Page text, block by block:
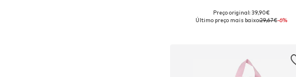
Tamanhos disponíveis: One Size
Preço original: 39,90€
Último preço mais baixo:29,67€-6%